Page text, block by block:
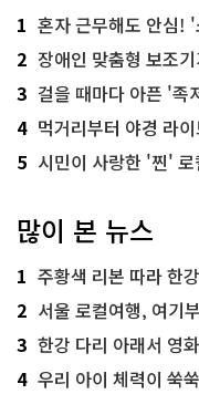
1 혼자 근무해도 안심!
2 장애인 맞춤형 보조기
3 걸을 때마다 아픈 '족저
4 먹거리부터 야경 라
5 시민이 사랑한 '찐' 로
많이 본 뉴스
1 주황색 리본 따라 한강부
2 서울 로컬여행, 여기
3 한강 다리 아래서 영
4 우리 아이 체력이 쑥